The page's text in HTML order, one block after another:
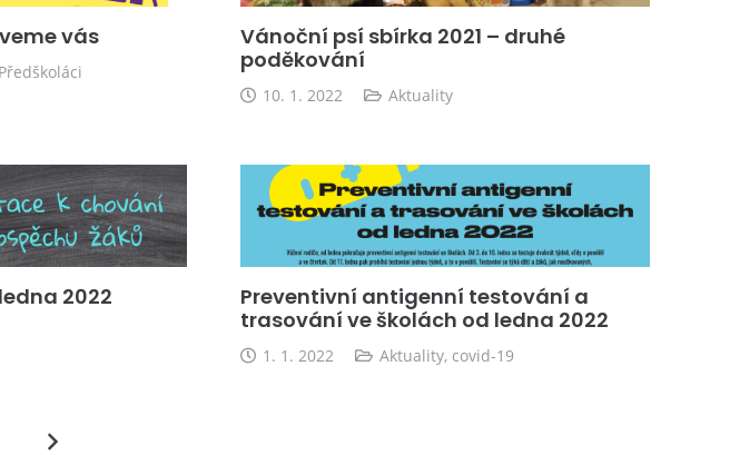
vás
Předškoláci
Vánoční psí sbírka 2021 – druhé
poděkování
10. 1. 2022 Aktuality
ledna 2022
Preventivní antigenní testování a
trasování ve školách od ledna 2022
1. 1. 2022 Aktuality, covid-19